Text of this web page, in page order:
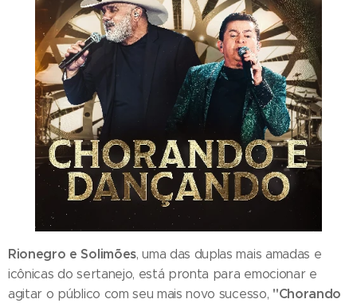
Rionegro e Solimões, uma das duplas mais amadas e
icônicas do sertanejo, está pronta para emocionar e
agitar o público com seu mais novo sucesso, "Chorando